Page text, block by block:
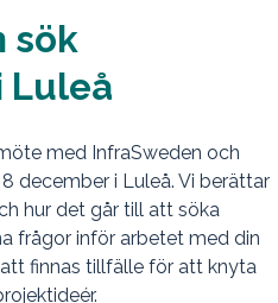
sök
Luleå
med InfraSweden och
december i Luleå. Vi berättar
hur det går till att söka
frågor inför arbetet med din
finnas tillfälle för att knyta